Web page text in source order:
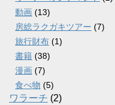
動画 (13)
房総ラクガキツアー (7)
旅行財布 (1)
書籍 (38)
漫画 (7)
食べ物 (5)
ワラーチ (2)